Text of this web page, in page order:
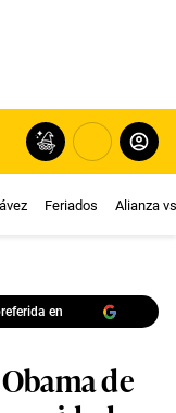
Feriados Alianza
en
de